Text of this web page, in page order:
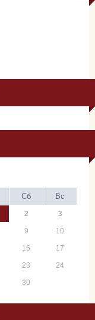
Сб Вс
2 3
9 10
16 17
23 24
30